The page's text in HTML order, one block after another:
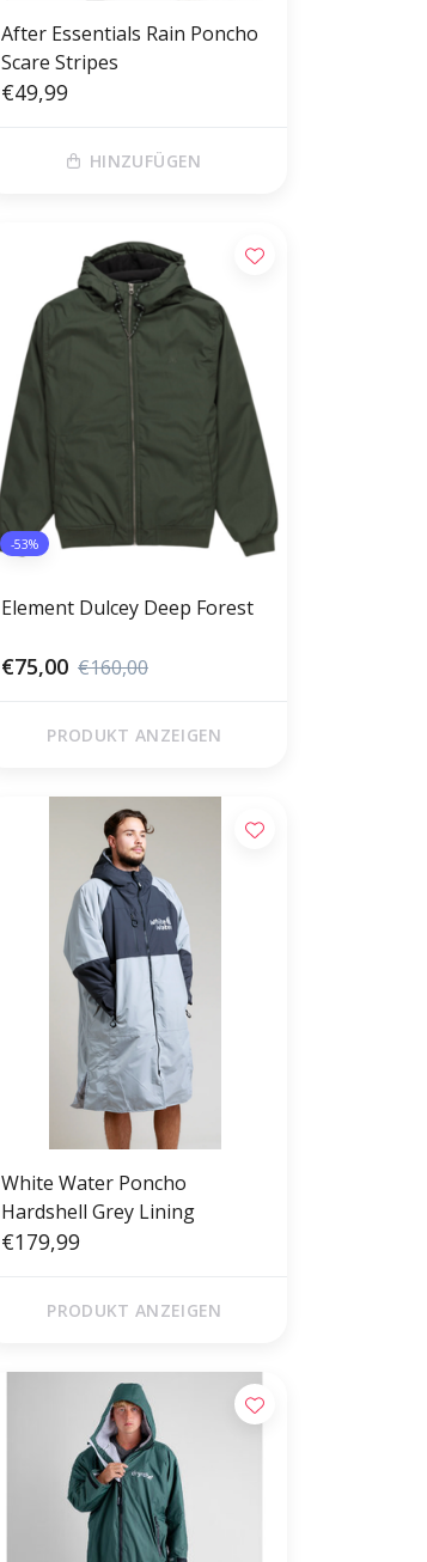
After Essentials Rain Poncho
Scare Stripes
€49,99
HINZUFÜGEN
-53%
Element Dulcey Deep Forest
€75,00 €160,00
PRODUKT ANZEIGEN
White Water Poncho
Hardshell Grey Lining
€179,99
PRODUKT ANZEIGEN